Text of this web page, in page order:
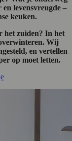
levensvreugde –
keuken.
het zuiden? In het
Wij
en vertellen
op moet letten.